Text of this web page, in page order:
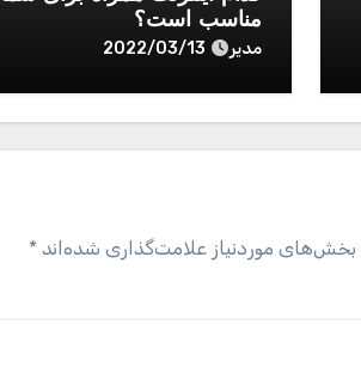
مناسب است؟
مدیر 2022/03/13
بخش‌های موردنیاز علامت‌گذاری شده‌اند *